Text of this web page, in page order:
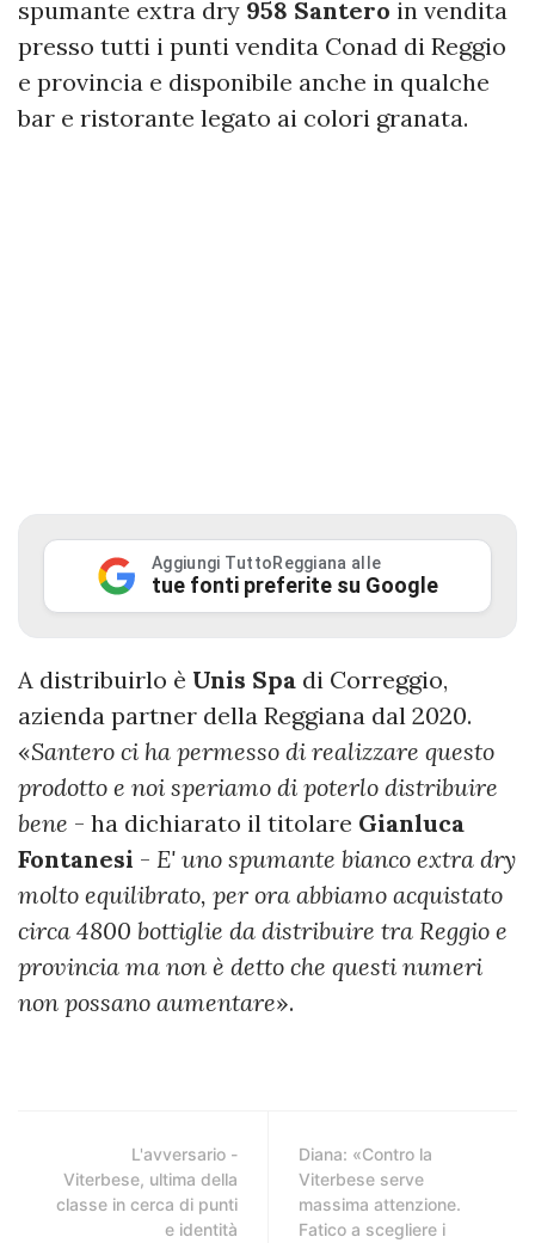
spumante extra dry 958 Santero in vendita
presso tutti i punti vendita Conad di Reggio
e provincia e disponibile anche in qualche
bar e ristorante legato ai colori granata.
Aggiungi TuttoReggiana alle
tue fonti preferite su Google
A distribuirlo è Unis Spa di Correggio,
azienda partner della Reggiana dal 2020.
«Santero ci ha permesso di realizzare questo
prodotto e noi speriamo di poterlo distribuire
bene - ha dichiarato il titolare Gianluca
Fontanesi - E' uno spumante bianco extra dry
molto equilibrato, per ora abbiamo acquistato
circa 4800 bottiglie da distribuire tra Reggio e
provincia ma non è detto che questi numeri
non possano aumentare».
L'avversario -
Viterbese, ultima della
classe in cerca di punti
e identità
Diana: «Contro la
Viterbese serve
massima attenzione.
Fatico a scegliere i